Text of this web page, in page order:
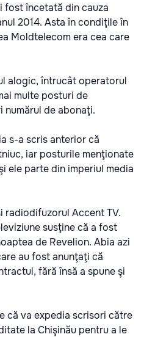
fost încetată din cauza
2014. Asta în condiţile în
Moldtelecom era cea care
alogic, întrucât operatorul
multe posturi de
numărul de abonaţi.
s-a scris anterior că
iar posturile menţionate
ele parte din imperiul media
radiodifuzorul Accent TV.
susţine că a fost
de Revelion. Abia azi
au fost anunţaţi că
fără însă a spune şi
că va expedia scrisori către
la Chişinău pentru a le